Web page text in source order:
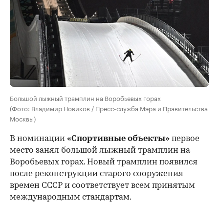
Большой лыжный трамплин на Воробьевых горах
(Фото: Владимир Новиков / Пресс-служба Мэра и Правительства
Москвы)
В номинации «Спортивные объекты» первое
место занял большой лыжный трамплин на
Воробьевых горах. Новый трамплин появился
после реконструкции старого сооружения
времен СССР и соответствует всем принятым
международным стандартам.